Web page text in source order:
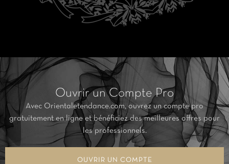
Ouvrir un Compte Pro
Avec Orientaletendance.com, ouvrez un compte pro
gratuitement en ligne et bénéficiez des meilleures offres pour
les professionnels.
OUVRIR UN COMPTE